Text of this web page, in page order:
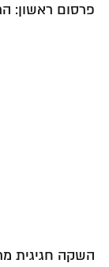
פרסום ראשון:
השקה חגיגית